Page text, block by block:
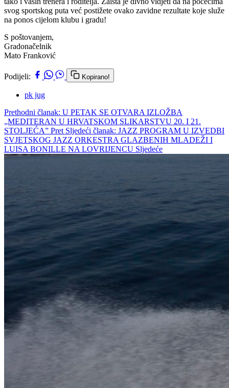
svog sportskog puta već postižete ovako zavidne rezultate koje služe
na ponos cijelom klubu i gradu!
S poštovanjem,
Gradonačelnik
Mato Franković
Podijeli: Kopirano!
pk jug
Prethodni članak: U PETAK SE OTVARA IZLOŽBA
„MEDITERAN U HRVATSKOM SLIKARSTVU 20. I 21.
STOLJEĆA” Pret Sljedeći članak: JAZZ PROGRAM U IZVEDBI
SVJETSKOG JAZZ ORKESTRA GLAZBENIH MLADEŽI I
LUISA BONILLE NA LOVRIJENCU Sljedeće